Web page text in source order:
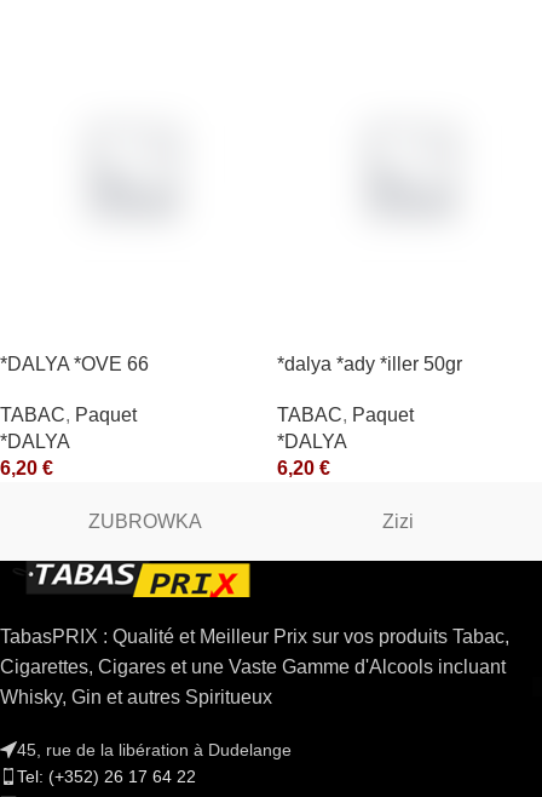
*DALYA *OVE 66
TABAC, Paquet
*DALYA
6,20 €
*dalya *ady *iller 50gr
TABAC, Paquet
*DALYA
6,20 €
ZUBROWKA Zizi
TabasPRIX : Qualité et Meilleur Prix sur vos produits Tabac,
Cigarettes, Cigares et une Vaste Gamme d'Alcools incluant
Whisky, Gin et autres Spiritueux
45, rue de la libération à Dudelange
Tel: (+352) 26 17 64 22